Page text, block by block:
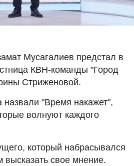
Мусагалиев предстал в
КВН-команды "Город
Стриженовой.
назвали "Время накажет",
волнуют каждого
который набрасывался
высказать свое мнение.